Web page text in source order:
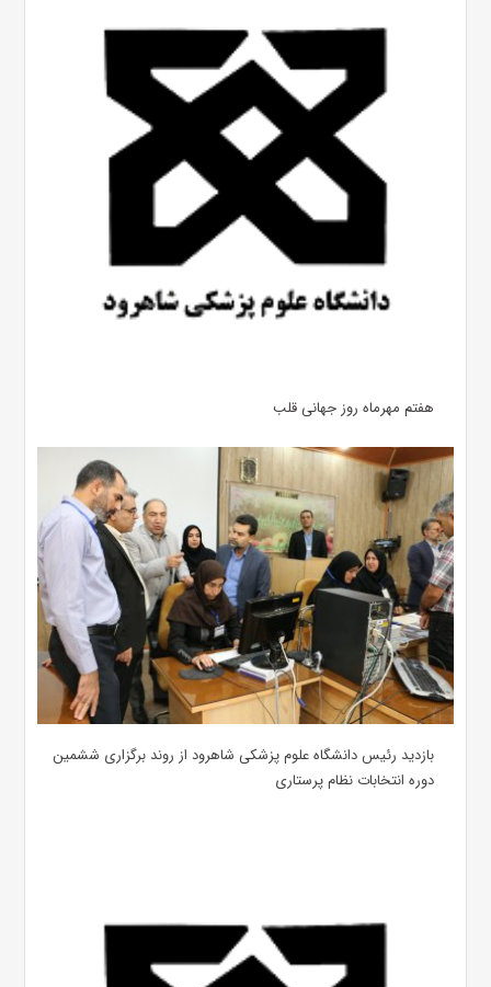
هفتم مهرماه روز جهانی قلب
بازدید رئیس دانشگاه علوم پزشکی شاهرود از روند برگزاری ششمین
دوره انتخابات نظام پرستاری